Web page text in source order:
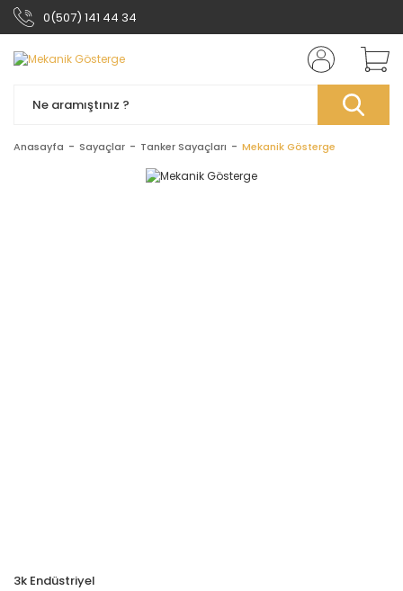
0(507) 141 44 34
Anasayfa Sayaçlar Tanker Sayaçları Mekanik Gösterge
3k Endüstriyel